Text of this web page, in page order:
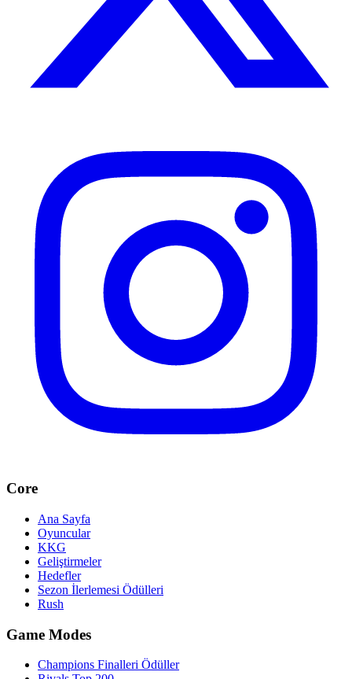
Core
Ana Sayfa
Oyuncular
KKG
Geliştirmeler
Hedefler
Sezon İlerlemesi Ödülleri
Rush
Game Modes
Champions Finalleri Ödüller